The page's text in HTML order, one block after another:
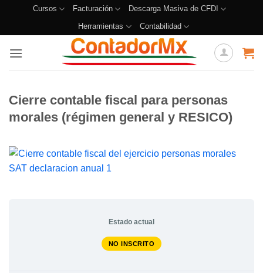
Cursos Facturación
Descarga Masiva de CFDI
Herramientas
Contabilidad
Cierre contable fiscal para personas
morales (régimen general y RESICO)
Estado actual
NO INSCRITO